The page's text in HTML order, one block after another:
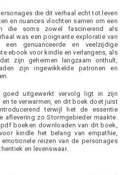
die dit verhaal echt tot leven
en nuances vlochten samen om een
die soms zowel fascinerend als
was een poignante exploratie van
genuanceerde en veelzijdige
ebook voor kindle en verlangens, als
zijn geheimen langzaam onthult,
zijn ingewikkelde patronen en
goed uitgewerkt vervolg ligt in zijn
te verwarmen, en dit boek doet juist
terwijl het de essentie
aflevering zo Stormgebieder maakte.
boeken downloaden van dit boek,
kindle het belang van empathie,
reizen van de personages
en levenswaar.